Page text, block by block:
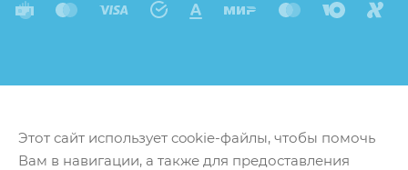
Этот сайт использует cookie-файлы, чтобы помочь
Вам в навигации, а также для предоставления